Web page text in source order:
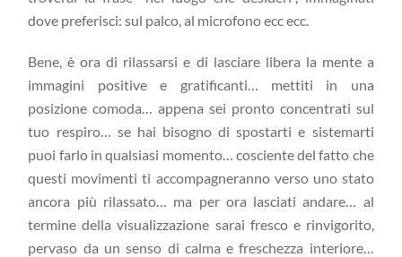
dove preferisci: sul palco, al microfono ecc ecc.
Bene, è ora di rilassarsi e di lasciare libera la mente a
immagini positive e gratificanti… mettiti in una
posizione comoda… appena sei pronto concentrati sul
tuo respiro… se hai bisogno di spostarti e sistemarti
puoi farlo in qualsiasi momento… cosciente del fatto che
questi movimenti ti accompagneranno verso uno stato
ancora più rilassato… ma per ora lasciati andare… al
termine della visualizzazione sarai fresco e rinvigorito,
pervaso da un senso di calma e freschezza interiore…